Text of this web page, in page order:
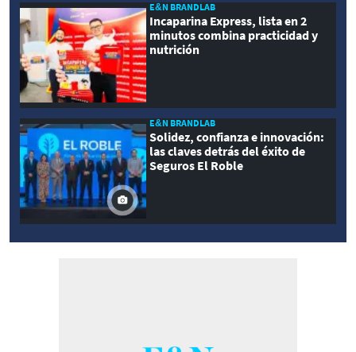
E&N BRANDLAB
Incaparina Express, lista en 2
minutos combina practicidad y
nutrición
E&N BRANDLAB
Solidez, confianza e innovación:
las claves detrás del éxito de
Seguros El Roble